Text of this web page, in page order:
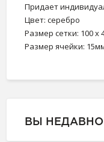
Придает
Цвет:
Размер
Размер ячейки:
ВЫ